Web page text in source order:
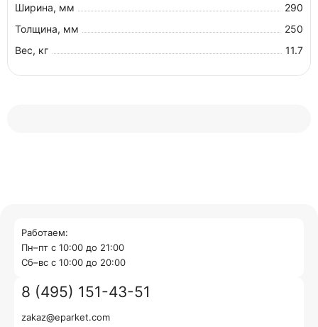
Ширина, мм
290
Толщина, мм
250
Вес, кг
11.7
Работаем:
Пн–пт с 10:00 до 21:00
Cб–вс с 10:00 до 20:00
8 (495) 151-43-51
zakaz@eparket.com